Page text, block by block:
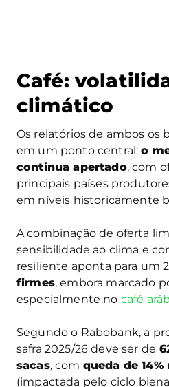
Café:
climático
Os relatórios de ambos os
em um ponto central:o
continua apertado, com
principais países
em níveis historicamente
A combinação de oferta
sensibilidade ao clima e
resiliente aponta para um
firmes, embora marcado
especialmente no café
Segundo o Rabobank, a
safra 2025/26 deve ser de
sacas, com queda de
(impactada pelo ciclo